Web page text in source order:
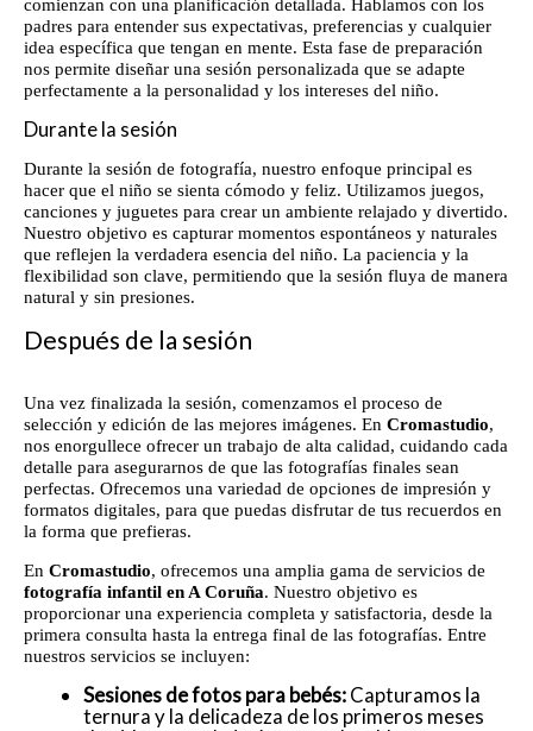
comienzan con una planificación detallada. Hablamos con los
padres para entender sus expectativas, preferencias y cualquier
idea específica que tengan en mente. Esta fase de preparación
nos permite diseñar una sesión personalizada que se adapte
perfectamente a la personalidad y los intereses del niño.
Durante la sesión
Durante la sesión de fotografía, nuestro enfoque principal es
hacer que el niño se sienta cómodo y feliz. Utilizamos juegos,
canciones y juguetes para crear un ambiente relajado y divertido.
Nuestro objetivo es capturar momentos espontáneos y naturales
que reflejen la verdadera esencia del niño. La paciencia y la
flexibilidad son clave, permitiendo que la sesión fluya de manera
natural y sin presiones.
Después de la sesión
Una vez finalizada la sesión, comenzamos el proceso de
selección y edición de las mejores imágenes. En Cromastudio,
nos enorgullece ofrecer un trabajo de alta calidad, cuidando cada
detalle para asegurarnos de que las fotografías finales sean
perfectas. Ofrecemos una variedad de opciones de impresión y
formatos digitales, para que puedas disfrutar de tus recuerdos en
la forma que prefieras.
En Cromastudio, ofrecemos una amplia gama de servicios de
fotografía infantil en A Coruña. Nuestro objetivo es
proporcionar una experiencia completa y satisfactoria, desde la
primera consulta hasta la entrega final de las fotografías. Entre
nuestros servicios se incluyen:
Sesiones de fotos para bebés:Capturamos la
ternura y la delicadeza de los primeros meses